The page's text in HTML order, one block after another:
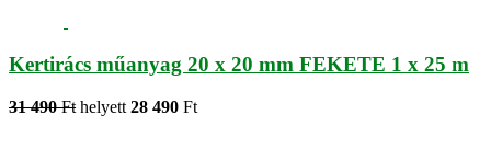
Kertirács műanyag 20 x 20 mm FEKETE 1 x 25 m
31 490 Ft helyett 28 490 Ft